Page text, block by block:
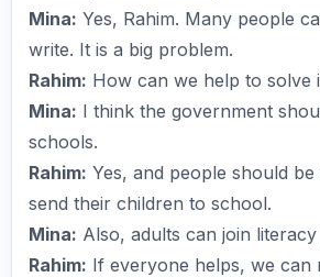
Mina: Yes, Rahim. Many people
write. It is a big problem.
Rahim: How can we help to solve
Mina: I think the government
schools.
Rahim: Yes, and people should
send their children to school.
Mina: Also, adults can join
Rahim: If everyone helps, we can